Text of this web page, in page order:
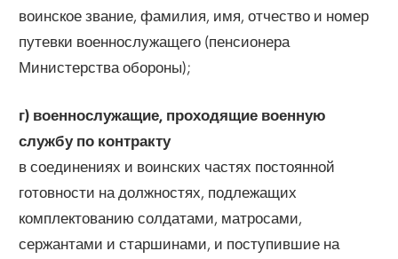
воинское звание, фамилия, имя, отчество и номер
путевки военнослужащего (пенсионера
Министерства обороны);
г) военнослужащие, проходящие военную
службу по контракту
в соединениях и воинских частях постоянной
готовности на должностях, подлежащих
комплектованию солдатами, матросами,
сержантами и старшинами, и поступившие на